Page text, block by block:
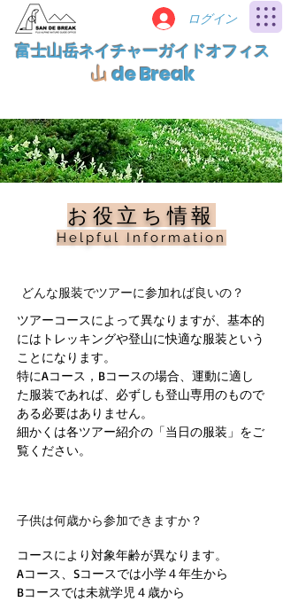
富士山岳ネイチャーガイドオフィス
山 de Break
ログイン
​お役立ち情報
Helpful Information
どんな服装でツアーに参加れば良いの？
ツアーコースによって異なりますが、基本的
にはトレッキングや登山に快適な服装という
ことになります。
特にAコース，Bコースの場合、運動に適し
た服装であれば、必ずしも登山専用のもので
ある必要はありません。
細かくは各ツアー紹介の「当日の服装」をご
覧ください。
子供は何歳から参加できますか？
コースにより対象年齢が異なります。
Aコース、Sコースでは小学４年生から
Bコースでは未就学児４歳から